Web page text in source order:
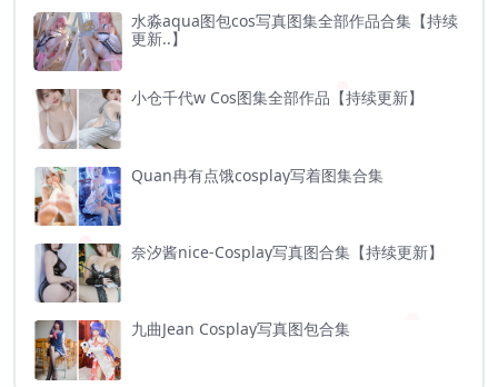
水淼aqua图包cos写真图集全部作品合集【持续
更新..】
小仓千代w Cos图集全部作品【持续更新】
Quan冉有点饿cosplay写着图集合集
奈汐酱nice-Cosplay写真图合集【持续更新】
九曲Jean Cosplay写真图包合集